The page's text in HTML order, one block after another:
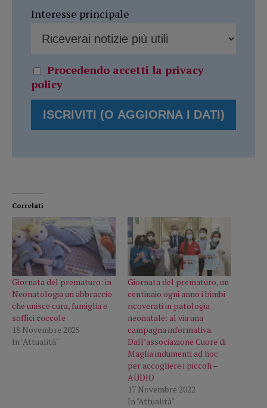
Interesse principale
Procedendo accetti la privacy
policy
Correlati
Giornata del prematuro: in
Neonatologia un abbraccio
che unisce cura, famiglia e
soffici coccole
18 Novembre 2025
In "Attualità"
Giornata del prematuro, un
centinaio ogni anno i bimbi
ricoverati in patologia
neonatale: al via una
campagna informativa.
Dall’associazione Cuore di
Maglia indumenti ad hoc
per accogliere i piccoli –
AUDIO
17 Novembre 2022
In "Attualità"